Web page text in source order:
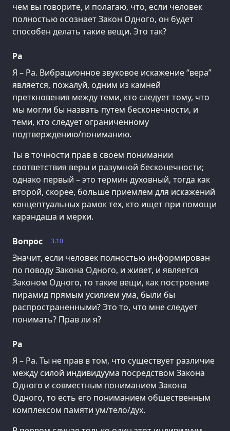
чем вы говорите, и полагаю, что, если человек
полностью осознает Закон Одного, он будет
способен делать такие вещи. Это так?
Ра
Я – Ра. Вибрационное звуковое искажение “вера”
является, пожалуй, одним из камней
преткновения между теми, кто следует тому, что
мы могли бы назвать путем бесконечности, и
теми, кто следует ограниченному
подтверждению/пониманию.
Ты в точности прав в своем понимании
соответствия веры и разумной бесконечности;
однако первый – это термин духовный, тогда как
второй, скорее, больше приемлем для искажений
концептуальных рамок тех, кто ищет при помощи
карандаша и мерки.
3.10
Вопрос
Значит, если человек полностью информирован
по поводу Закона Одного, и живет, и является
Законом Одного, то такие вещи, как построение
пирамид прямым усилием ума, были бы
распространенными? Это то, что мне следует
понимать? Прав ли я?
Ра
Я – Ра. Ты не прав в том, что существует различие
между силой индивидуума посредством Закона
Одного и совместным пониманием Закона
Одного, то есть его пониманием общественным
комплексом памяти ум/тело/дух.